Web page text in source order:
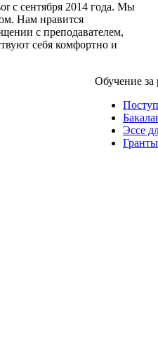
с сентября 2014 года. Мы
Нам нравится
с преподавателем,
себя комфортно и
Обучение
Эссе